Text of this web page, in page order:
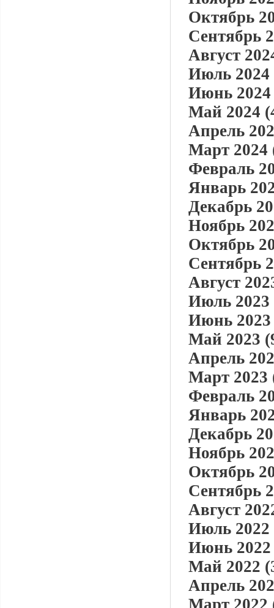
Октябрь
Сентябрь
Август
Июль 2024
Июнь 2024
Май 2024
Апрель
Март 2024
Февраль
Январь
Декабрь
Ноябрь
Октябрь
Сентябрь
Август
Июль 2023
Июнь 2023
Май 2023
Апрель
Март 2023
Февраль
Январь
Декабрь
Ноябрь
Октябрь
Сентябрь
Август
Июль 2022
Июнь 2022
Май 2022
Апрель
Март 2022